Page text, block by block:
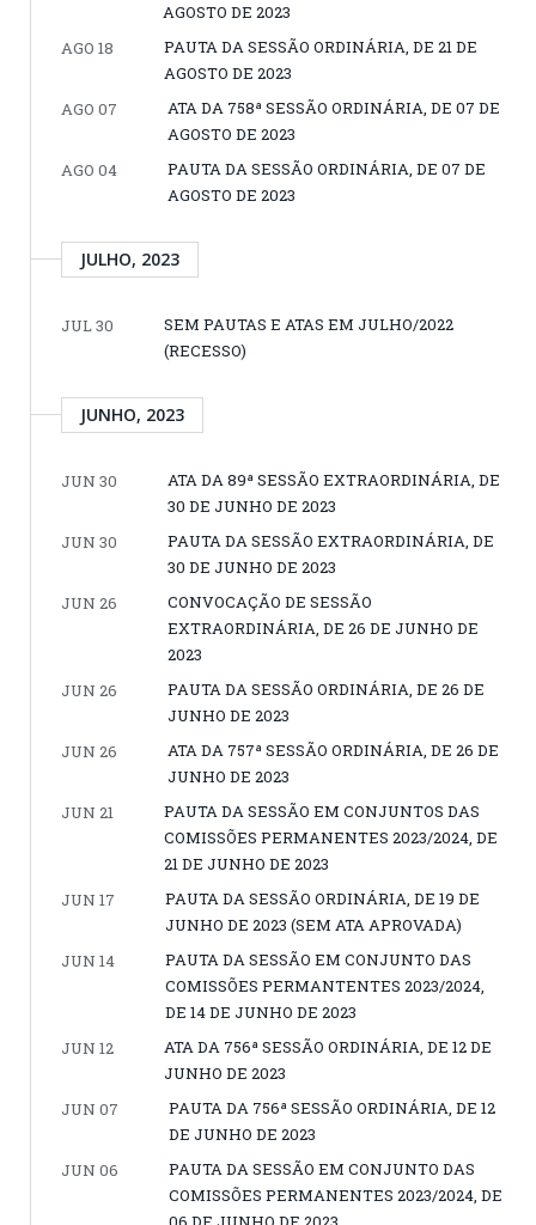
AGOSTO DE 2023
AGO 18
PAUTA DA SESSÃO ORDINÁRIA, DE 21 DE
AGOSTO DE 2023
AGO 07
ATA DA 758ª SESSÃO ORDINÁRIA, DE 07 DE
AGOSTO DE 2023
AGO 04
PAUTA DA SESSÃO ORDINÁRIA, DE 07 DE
AGOSTO DE 2023
JULHO, 2023
JUL 30
SEM PAUTAS E ATAS EM JULHO/2022
(RECESSO)
JUNHO, 2023
JUN 30
ATA DA 89ª SESSÃO EXTRAORDINÁRIA, DE
30 DE JUNHO DE 2023
JUN 30
PAUTA DA SESSÃO EXTRAORDINÁRIA, DE
30 DE JUNHO DE 2023
JUN 26
CONVOCAÇÃO DE SESSÃO
EXTRAORDINÁRIA, DE 26 DE JUNHO DE
2023
JUN 26
PAUTA DA SESSÃO ORDINÁRIA, DE 26 DE
JUNHO DE 2023
JUN 26
ATA DA 757ª SESSÃO ORDINÁRIA, DE 26 DE
JUNHO DE 2023
JUN 21
PAUTA DA SESSÃO EM CONJUNTOS DAS
COMISSÕES PERMANENTES 2023/2024, DE
21 DE JUNHO DE 2023
JUN 17
PAUTA DA SESSÃO ORDINÁRIA, DE 19 DE
JUNHO DE 2023 (SEM ATA APROVADA)
JUN 14
PAUTA DA SESSÃO EM CONJUNTO DAS
COMISSÕES PERMANTENTES 2023/2024,
DE 14 DE JUNHO DE 2023
JUN 12
ATA DA 756ª SESSÃO ORDINÁRIA, DE 12 DE
JUNHO DE 2023
JUN 07
PAUTA DA 756ª SESSÃO ORDINÁRIA, DE 12
DE JUNHO DE 2023
JUN 06
PAUTA DA SESSÃO EM CONJUNTO DAS
COMISSÕES PERMANENTES 2023/2024, DE